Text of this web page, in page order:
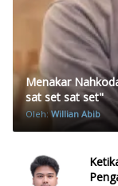
Menakar
sat set sat set"
Oleh:Willian Abib